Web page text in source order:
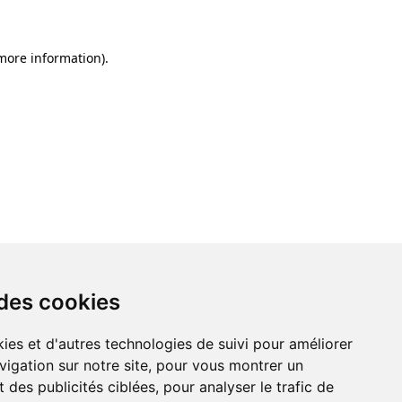
cookies
et d'autres technologies de suivi pour améliorer
sur notre site, pour vous montrer un
des publicités ciblées, pour analyser le trafic de
information).